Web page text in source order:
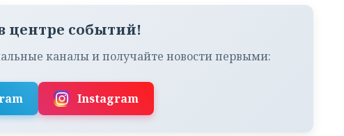
центре событий!
каналы и получайте новости первыми:
Instagram